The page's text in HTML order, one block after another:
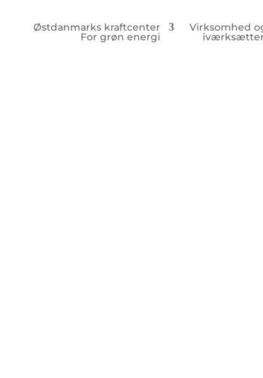
Østdanmarks kraftcenter
For grøn energi
Virksomhed